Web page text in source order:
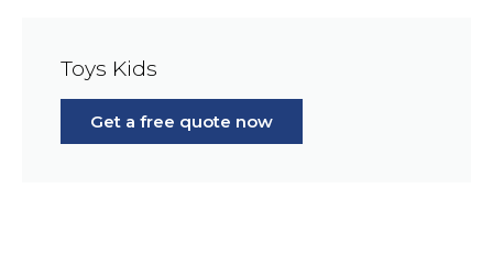
Toys Kids
Get a free quote now